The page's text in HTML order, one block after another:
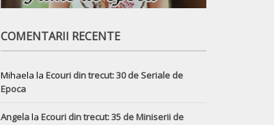
COMENTARII RECENTE
Mihaela la Ecouri din trecut: 30 de Seriale de
Epoca
Angelala Ecouri din trecut: 35 de Miniserii de